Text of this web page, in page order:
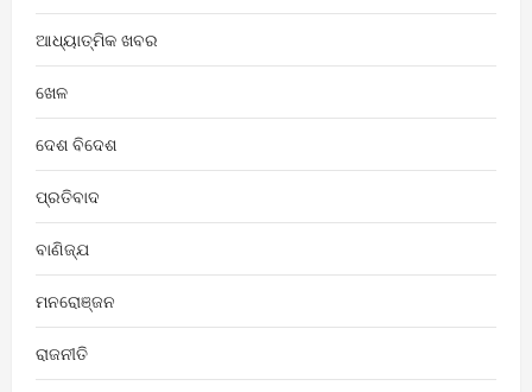
ଆଧ୍ୟାତ୍ମିକ ଖବର
ଖେଳ
ଦେଶ ବିଦେଶ
ପ୍ରତିବାଦ
ବାଣିଜ୍ଯ
ମନରୋଞ୍ଜନ
ରାଜନୀତି